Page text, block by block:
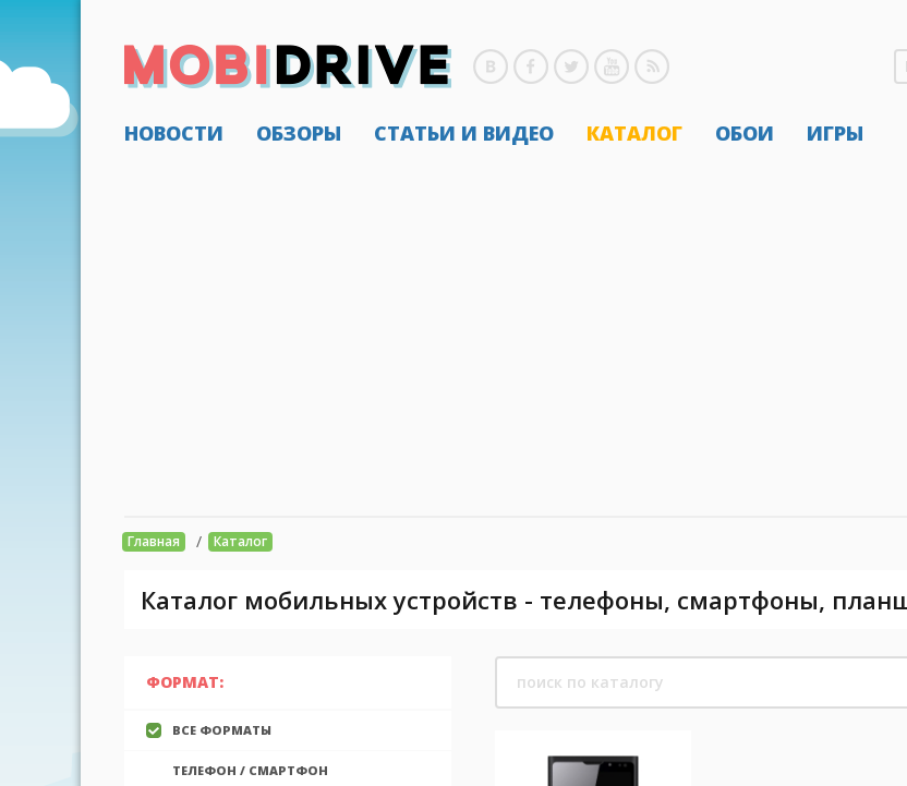
НОВОСТИ ОБЗОРЫ СТАТЬИ И ВИДЕО КАТАЛОГ ОБОИ ИГРЫ
Главная / Каталог
Каталог мобильных устройств - телефоны, смартфоны,
ФОРМАТ:
ВСЕ ФОРМАТЫ
ТЕЛЕФОН / СМАРТФОН